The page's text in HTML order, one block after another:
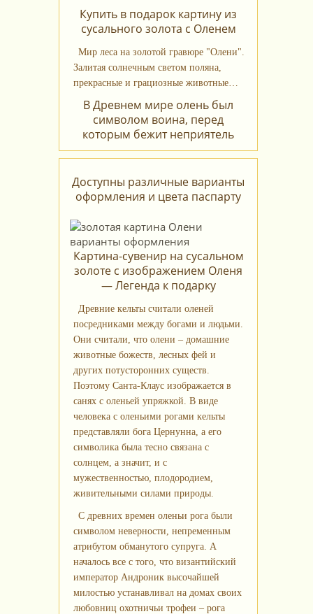
Купить в подарок картину из
сусального золота с Оленем
Мир леса на золотой гравюре "Олени".
Залитая солнечным светом поляна,
прекрасные и грациозные животные…
В Древнем мире олень был
символом воина, перед
которым бежит неприятель
Доступны различные варианты
оформления и цвета паспарту
Картина-сувенир на сусальном
золоте с изображением Оленя
— Легенда к подарку
Древние кельты считали оленей
посредниками между богами и людьми.
Они считали, что олени – домашние
животные божеств, лесных фей и
других потусторонних существ.
Поэтому Санта-Клаус изображается в
санях с оленьей упряжкой. В виде
человека с оленьими рогами кельты
представляли бога Цернунна, а его
символика была тесно связана с
солнцем, а значит, и с
мужественностью, плодородием,
живительными силами природы.
С древних времен оленьи рога были
символом неверности, непременным
атрибутом обманутого супруга. А
началось все с того, что византийский
император Андроник высочайшей
милостью устанавливал на домах своих
любовниц охотничьи трофеи – рога